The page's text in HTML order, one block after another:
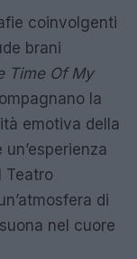
coinvolgenti
brani
Time Of My
la
emotiva della
Teatro
di
nel cuore